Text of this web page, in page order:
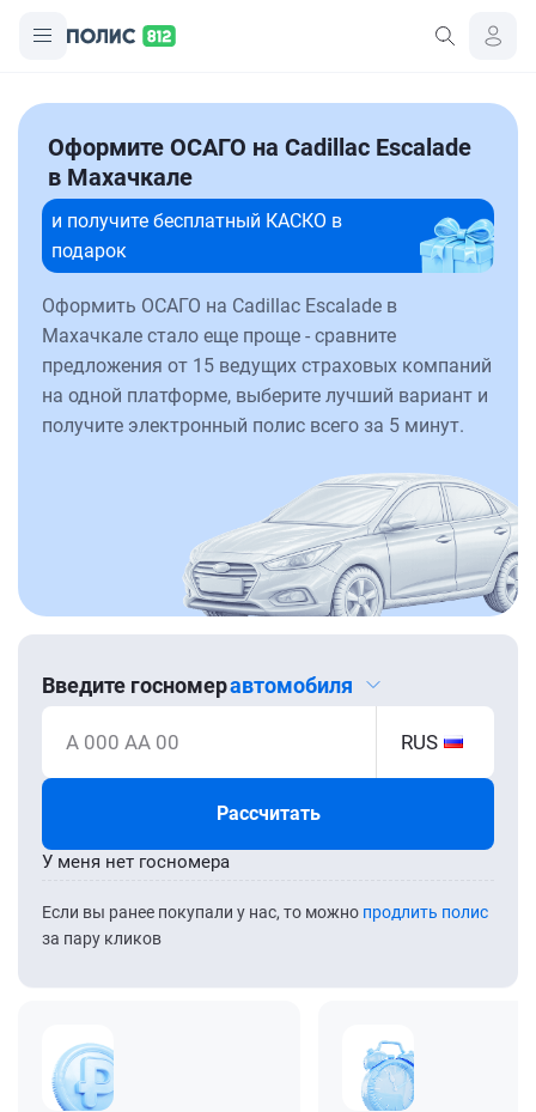
Оформите ОСАГО на Cadillac Escalade
в Махачкале
и получите бесплатный КАСКО в
подарок
Оформить ОСАГО на Cadillac Escalade в
Махачкале стало еще проще - сравните
предложения от 15 ведущих страховых компаний
на одной платформе, выберите лучший вариант и
получите электронный полис всего за 5 минут.
Введите госномеравтомобиля
А 000 АА 00 RUS
Рассчитать
Если вы ранее покупали у нас, то можно продлить полис
за пару кликов
У меня нет госномера